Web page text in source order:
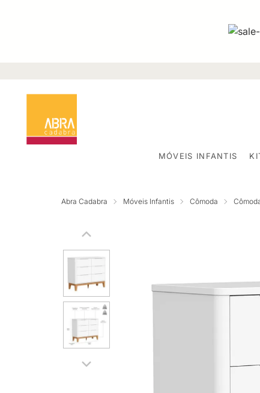
MÓVEIS INFANTIS
Abra Cadabra Móveis Infantis Cômoda